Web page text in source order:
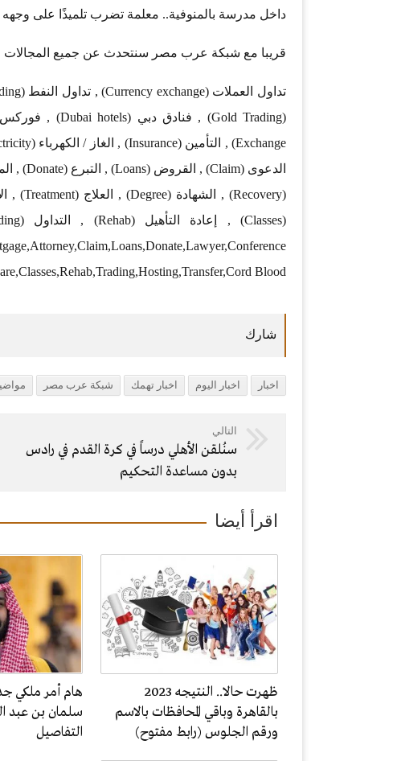
داخل مدرسة بالمنوفية.. معلمة تضرب تلميذًا على
قريبا مع شبكة عرب مصر سنتحدث عن جميع المجالات
Blood
اخبار اخبار اليوم اخبار تهمك شبكة عرب مصر
التالي
سنُلقن الأهلي درساً في كرة القدم في رادس
بدون مساعدة التحكيم
اقرأ أيضا
ظهرت حالا.. النتيجه 2023
بالقاهرة وباقي المحافظات بالاسم
ورقم الجلوس (رابط مفتوح)
هام أمر ملكي
سلمان بن عبد
التفاصيل